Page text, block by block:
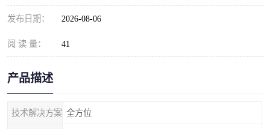
发布日期： 2026-08-06
阅 读 量： 41
产品描述
技术解决方案 全方位